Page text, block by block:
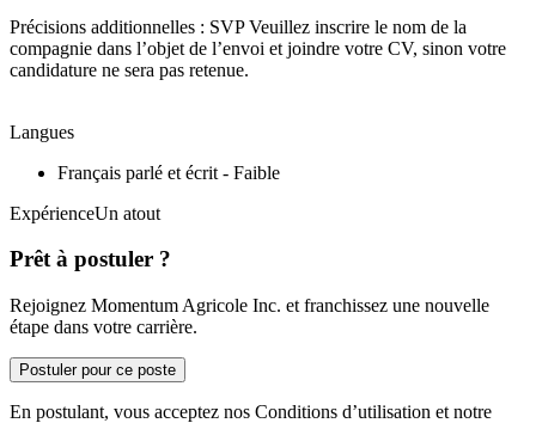
Précisions additionnelles : SVP Veuillez inscrire le nom de la
compagnie dans l’objet de l’envoi et joindre votre CV, sinon votre
candidature ne sera pas retenue.
Langues
Français parlé et écrit - Faible
ExpérienceUn atout
Prêt à postuler ?
Rejoignez Momentum Agricole Inc. et franchissez une nouvelle
étape dans votre carrière.
Postuler pour ce poste
En postulant, vous acceptez nos Conditions d’utilisation et notre